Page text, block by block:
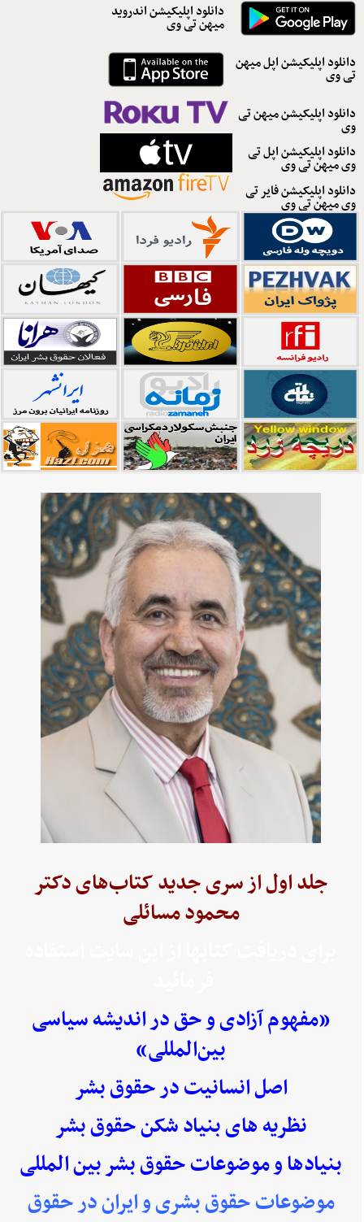
دانلود اپلیکیشن اندروید
میهن تی وی
دانلود اپلیکیشن اپل میهن
تی وی
دانلود اپلیکیشن میهن تی
وی
دانلود اپلیکیشن اپل تی
وی میهن تی وی
دانلود اپلیکیشن فایر تی
وی میهن تی وی
جلد اول از سری جدید کتاب‌های دکتر
محمود مسائلی
«مفهوم آزادی و حق در اندیشه سیاسی
بین‌المللی»
اصل انسانیت در حقوق بشر
نظریه های بنیاد شکن حقوق بشر
بنیادها و موضوعات حقوق بشر بین المللی
موضوعات حقوق بشری و ایران در حقوق